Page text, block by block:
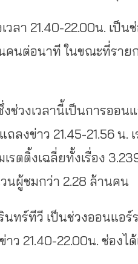
วลา 21.40-22.00น. เป็น
นต่อนาที ในขณะที่รายก
ช่วงเวลานี้เป็นการออน
ถลงข่าว 21.45-21.56 น
เรตติ้งเฉลี่ยทั้งเรื่อง
นผู้ชมกว่า 2.28 ล้านคน
ทร์ทีวี เป็นช่วงออนแอร์
าว 21.40-22.00น. ช่อง